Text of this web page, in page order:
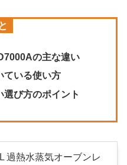
の主な違い
ている使い方
選び方のポイント
過熱水蒸気オーブンレ